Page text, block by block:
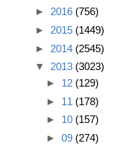
► 2016 (756)
► 2015 (1449)
► 2014 (2545)
▼ 2013 (3023)
► 12 (129)
► 11 (178)
► 10 (157)
► 09 (274)